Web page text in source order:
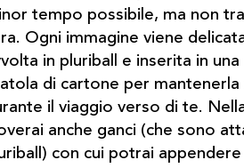
tempo possibile, ma non
Ogni immagine viene
in pluriball e inserita in
di cartone per mantenerla
il viaggio verso di te.
anche ganci (che sono
con cui potrai